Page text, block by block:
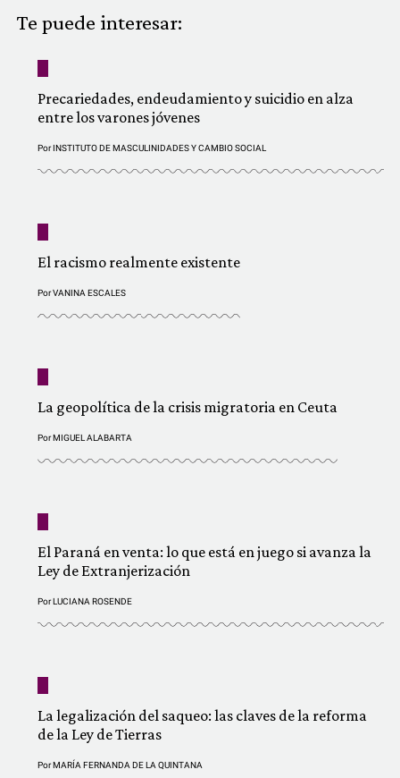
QUIÉNES SOMOS
Te puede interesar:
Precariedades, endeudamiento y suicidio en alza
entre los varones jóvenes
PorINSTITUTO DE MASCULINIDADES Y CAMBIO SOCIAL
El racismo realmente existente
PorVANINA ESCALES
La geopolítica de la crisis migratoria en Ceuta
PorMIGUEL ALABARTA
El Paraná en venta: lo que está en juego si avanza la
Ley de Extranjerización
PorLUCIANA ROSENDE
La legalización del saqueo: las claves de la reforma
de la Ley de Tierras
PorMARÍA FERNANDA DE LA QUINTANA